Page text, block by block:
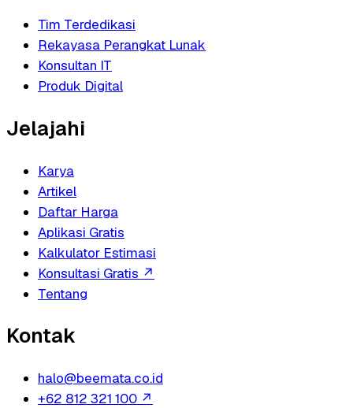
Tim Terdedikasi
Rekayasa Perangkat Lunak
Konsultan IT
Produk Digital
Jelajahi
Karya
Artikel
Daftar Harga
Aplikasi Gratis
Kalkulator Estimasi
Konsultasi Gratis ↗
Tentang
Kontak
halo@beemata.co.id
+62 812 321 100 ↗